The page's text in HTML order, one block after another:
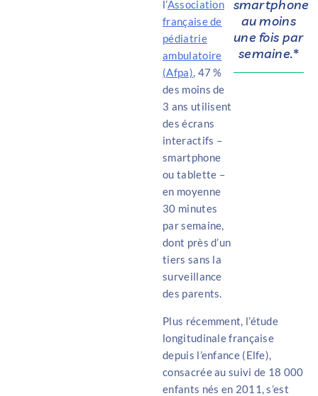
l’Association
française de
pédiatrie
ambulatoire
(Afpa), 47 %
des moins de
3 ans utilisent
des écrans
interactifs –
smartphone
ou tablette –
en moyenne
30 minutes
par semaine,
dont près d’un
tiers sans la
surveillance
des parents.
smartphone
au moins
une fois par
semaine.*
Plus récemment, l’étude
longitudinale française
depuis l’enfance (Elfe),
consacrée au suivi de 18 000
enfants nés en 2011, s’est